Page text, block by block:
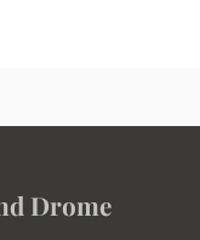
Drome